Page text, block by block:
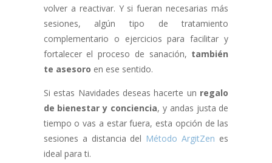
volver a reactivar. Y si fueran necesarias más
sesiones, algún tipo de tratamiento
complementario o ejercicios para facilitar y
fortalecer el proceso de sanación, también
te asesoro en ese sentido.
Si estas Navidades deseas hacerte un regalo
de bienestar y conciencia, y andas justa de
tiempo o vas a estar fuera, esta opción de las
sesiones a distancia del Método ArgitZen es
ideal para ti.